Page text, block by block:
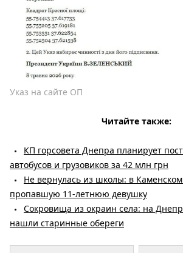
Указ на сайте ОП
Читайте также:
КП горсовета Днепра планирует
автобусов и грузовиков за 42 млн грн
Не вернулась из школы: в
пропавшую 11-летнюю девушку
Сокровища из окраин села: на
нашли старинные обереги